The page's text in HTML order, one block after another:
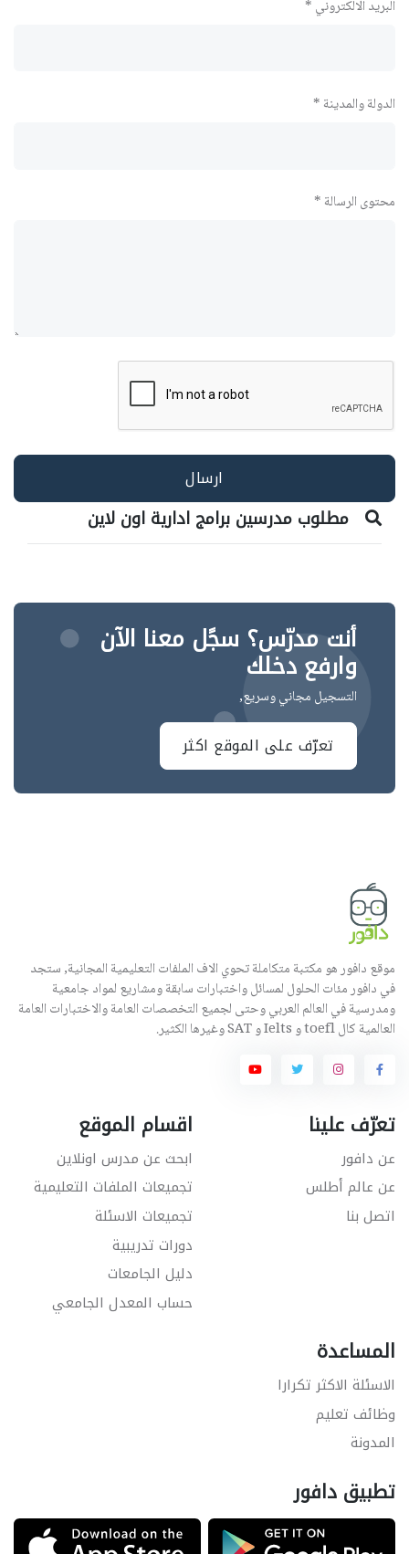
البريد الالكتروني *
الدولة والمدينة *
محتوى الرسالة *
مطلوب مدرسين برامج ادارية اون لاين
أنت مدرّس؟ سجًل معنا الآن
وارفع دخلك
التسجيل مجاني وسريع,
تعرّف على الموقع اكثر
موقع دافور هو مكتبة متكاملة تحوي الاف الملفات التعليمية المجانية, ستجد
في دافور مئات الحلول لمسائل واختبارات سابقة ومشاريع لمواد جامعية
ومدرسية في العالم العربي وحتى لجميع التخصصات العامة والاختبارات العامة
العالمية كال toefl و Ielts و SAT وغيرها الكثير.
تعرّف علينا
عن دافور
عن عالم أطلس
اتصل بنا
اقسام الموقع
ابحث عن مدرس اونلاين
تجميعات الملفات التعليمية
تجميعات الاسئلة
دورات تدريبية
دليل الجامعات
حساب المعدل الجامعي
المساعدة
الاسئلة الاكثر تكرارا
وظائف تعليم
المدونة
تطبيق دافور